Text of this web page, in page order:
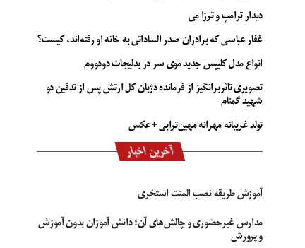
دیدار ترامپ و ترزا می
غفار عباسی که برادران صدر الساداتی به خانه او رفته‌اند، کیست؟
انواع مدل کلیپس جدید موی سر در بدلیجات دودووم
تصویری تاثربرانگیز از فرمانده دژبان کل ارتش پس از تدفین دو
شهید گمنام
تولد غریبانه مهرانه مهین‌ترابی +عکس
آخرین اخبار
آموزش طریقه نصب المنت استخری
مدارس غیرحضوری و چالش‌های آن؛ دانش آموزان بدون آموزش
و پرورش